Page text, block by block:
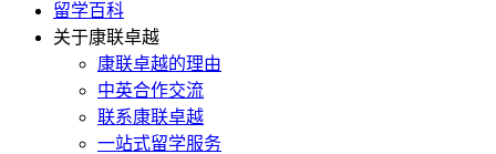
留学百科
关于康联卓越
康联卓越的理由
中英合作交流
联系康联卓越
一站式留学服务